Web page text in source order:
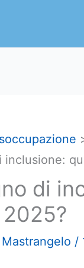
inclusione:
di
/